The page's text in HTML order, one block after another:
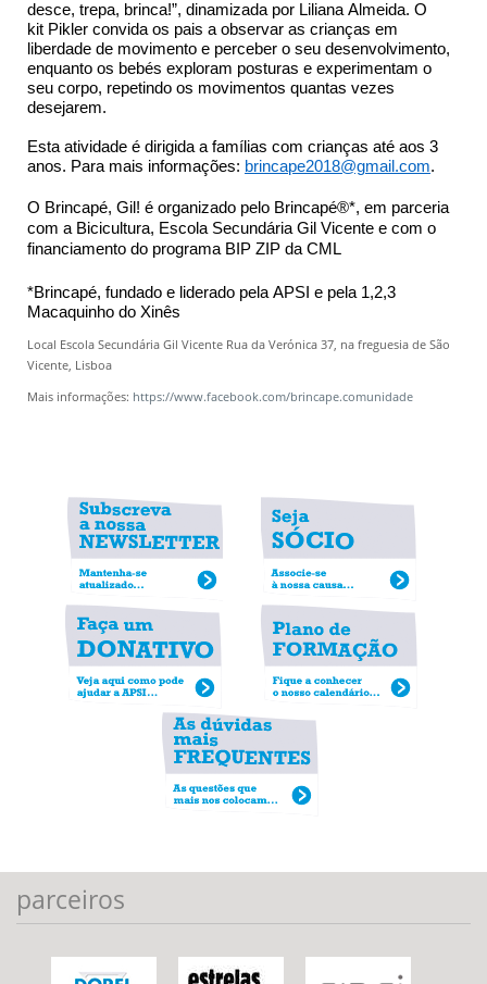
desce, trepa, brinca!”, dinamizada por Liliana Almeida. O
kit Pikler convida os pais a observar as crianças em
liberdade de movimento e perceber o seu desenvolvimento,
enquanto os bebés exploram posturas e experimentam o
seu corpo, repetindo os movimentos quantas vezes
desejarem.
Esta atividade é dirigida a famílias com crianças até aos 3
anos. Para mais informações: brincape2018@gmail.com.
O Brincapé, Gil! é organizado pelo Brincapé®*, em parceria
com a Bicicultura, Escola Secundária Gil Vicente e com o
financiamento do programa BIP ZIP da CML
*Brincapé, fundado e liderado pela APSI e pela 1,2,3
Macaquinho do Xinês
Local Escola Secundária Gil Vicente Rua da Verónica 37, na freguesia de São
Vicente, Lisboa
Mais informações: https://www.facebook.com/brincape.comunidade
parceiros